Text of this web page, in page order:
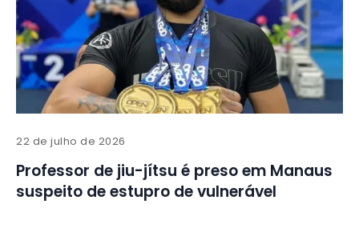
22 de julho de 2026
Professor de jiu-jítsu é preso em Manaus
suspeito de estupro de vulnerável